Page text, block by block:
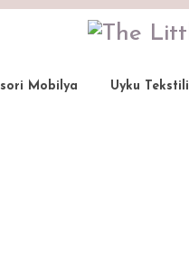
Mobilya Uyku Tekstili